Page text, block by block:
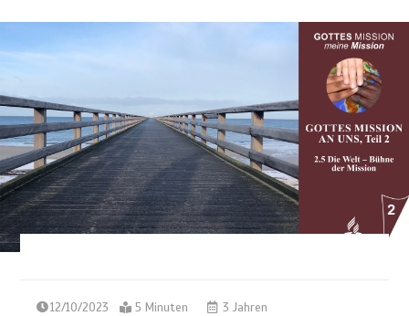
12/10/2023 5 Minuten 3 Jahren